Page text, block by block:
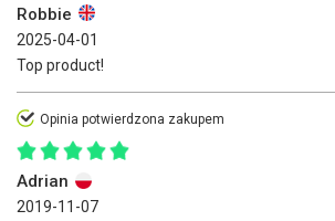
Robbie
2025-04-01
Top product!
Opinia potwierdzona zakupem
Adrian
2019-11-07